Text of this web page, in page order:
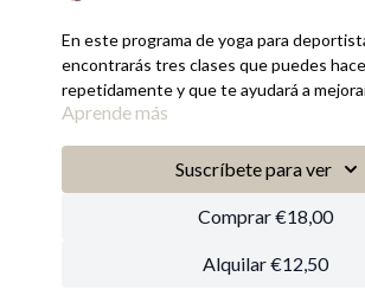
En este programa de yoga para
encontrarás tres clases que puedes
repetidamente y que te ayudará a
rendimiento en tu deporte favorito
Precio: alquiler 15€ compra 20€ o hazte
30€ al mes
Aprende más
Suscríbete para ver
Comprar €18,00
Alquilar €12,50